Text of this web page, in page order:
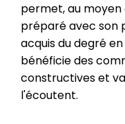
permet, au
préparé avec son
acquis du degré
bénéficie des
constructives et
l'écoutent.